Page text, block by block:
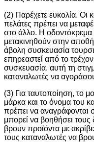
(2) Παρέχετε ευκολία. Οι
πελάτες πρέπει να
στο άλλο. Η
μετακινηθούν στην
άβολη συσκευασία
επηρεαστεί από το
συσκευασία. αυτή τη
καταναλωτές να
(3) Για ταυτοποίηση, το
μάρκα και το όνομα του
πρέπει να
μπορεί να βοηθήσει τους
βρουν προϊόντα με
τους καταναλωτές να